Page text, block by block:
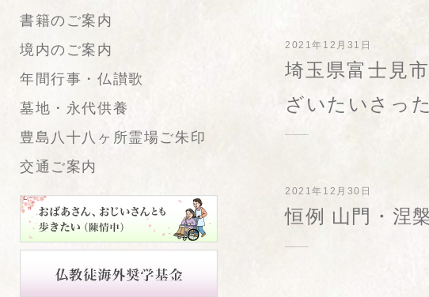
書籍のご案内
境内のご案内
年間行事・仏讃歌
墓地・永代供養
豊島八十八ヶ所霊場ご朱印
交通ご案内
2021年12月31日
埼玉県富士見
ざいたいさった
2021年12月30日
恒例 山門・涅